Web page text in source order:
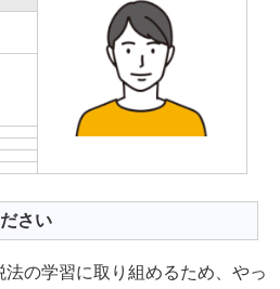
さい
の学習に取り組めるため、やっ